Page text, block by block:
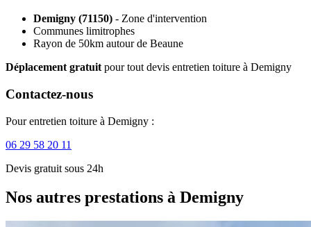
Demigny (71150) - Zone d'intervention
Communes limitrophes
Rayon de 50km autour de Beaune
Déplacement gratuit pour tout devis entretien toiture à Demigny
Contactez-nous
Pour entretien toiture à Demigny :
06 29 58 20 11
Devis gratuit sous 24h
Nos autres prestations à Demigny